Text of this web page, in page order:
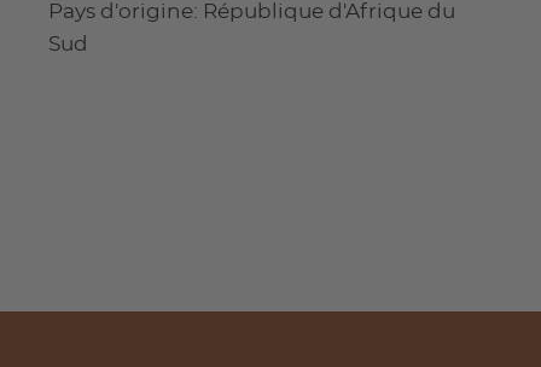
Pays d'origine: République d'Afrique du
Sud